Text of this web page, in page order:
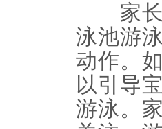
家长
泳池游
动作。
以引导
游泳。